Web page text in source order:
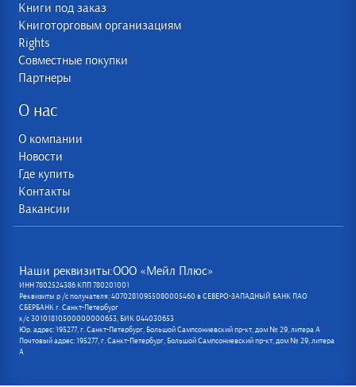
Книги под заказ
Книготорговым организациям
Rights
Совместные покупки
Партнеры
О нас
О компании
Новости
Где купить
Контакты
Вакансии
Наши реквизиты:ООО «Мейл Плюс»
ИНН 7802524386 КПП 780201001
Реквизиты р /с получателя: 40702810955080005460 в СЕВЕРО-ЗАПАДНЫЙ БАНК ПАО
СБЕРБАНК г. Санкт-Петербург
к/с 30101810500000000653, БИК 044030653
Юр. адрес: 195277, г. Санкт-Петербург, Большой Сампсониевский пр-кт, дом № 29, литера А
Почтовый адрес: 195277, г. Санкт-Петербург, Большой Сампсониевский пр-кт, дом № 29, литера
А